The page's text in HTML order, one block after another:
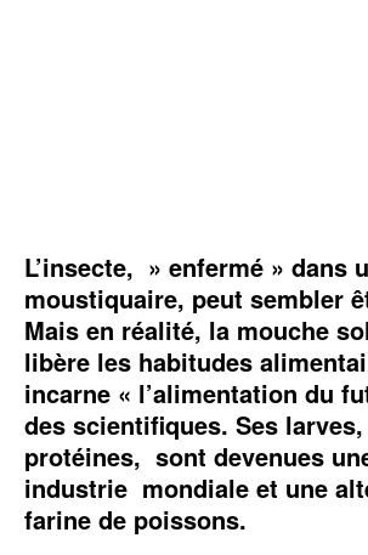
L’insecte, » enfermé » dans
moustiquaire, peut sembler
Mais en réalité, la mouche
libère les habitudes
incarne « l’alimentation du
des scientifiques. Ses
protéines, sont devenues
industrie mondiale et une
farine de poissons.